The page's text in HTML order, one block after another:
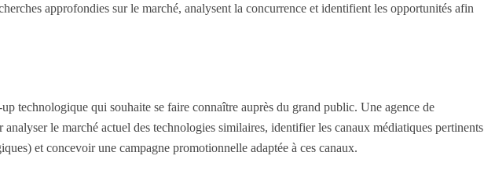
approfondies sur le marché, analysent la concurrence et identifient les opportunités afin
technologique qui souhaite se faire connaître auprès du grand public. Une agence de
le marché actuel des technologies similaires, identifier les canaux médiatiques pertinents
et concevoir une campagne promotionnelle adaptée à ces canaux.